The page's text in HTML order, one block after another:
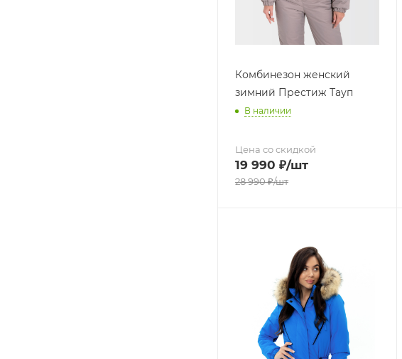
Комбинезон женский
зимний Престиж Тауп
В наличии
Цена со скидкой
19 990 ₽/шт
28 990₽/шт